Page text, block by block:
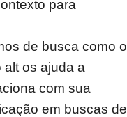
para
de busca como o
alt os ajuda a
com sua
em buscas de